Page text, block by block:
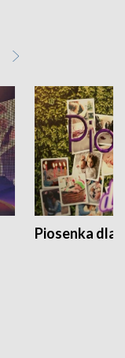
Piosenka dla